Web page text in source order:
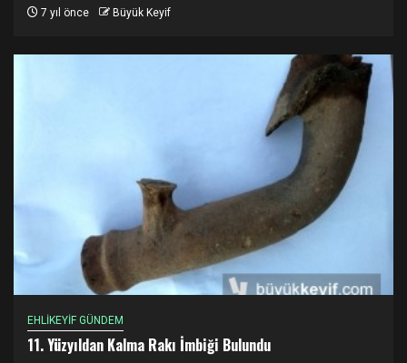
7 yıl önce Büyük Keyif
EHLİKEYİF GÜNDEM
11. Yüzyıldan Kalma Rakı İmbiği Bulundu